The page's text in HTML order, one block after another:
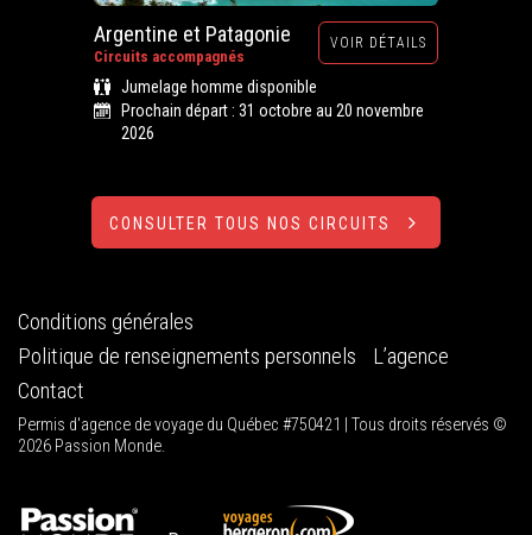
Argentine et Patagonie
Circuits accompagnés
VOIR DÉTAILS
Jumelage homme disponible
Prochain départ : 31 octobre au 20 novembre
2026
CONSULTER TOUS NOS CIRCUITS
Conditions générales
Politique de renseignements personnels
L’agence
Contact
Permis d'agence de voyage du Québec #750421 | Tous droits réservés ©
2026 Passion Monde.